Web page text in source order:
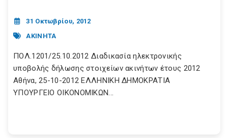
31 Οκτωβρίου, 2012
ΑΚΙΝΗΤΑ
ΠΟΛ.1201/25.10.2012 Διαδικασία ηλεκτρονικής
υποβολής δήλωσης στοιχείων ακινήτων έτους 2012
Αθήνα, 25-10-2012 ΕΛΛΗΝΙΚΗ ΔΗΜΟΚΡΑΤΙΑ
ΥΠΟΥΡΓΕΙΟ ΟΙΚΟΝΟΜΙΚΩΝ...